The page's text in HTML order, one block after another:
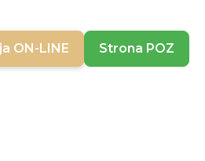
ON-LINE Strona POZ